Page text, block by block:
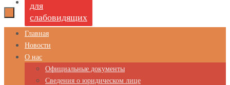
для
слабовидящих
Перейти
содержимому
Главная
Новости
О нас
Официальные документы
Сведения о юридическом лице